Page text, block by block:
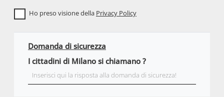
Ho preso visione della Privacy Policy
Domanda di sicurezza
I cittadini di Milano si chiamano ?